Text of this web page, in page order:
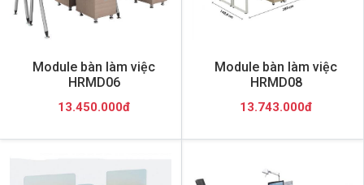
Module bàn làm việc
HRMD06
13.450.000đ
Module bàn làm việc
HRMD08
13.743.000đ